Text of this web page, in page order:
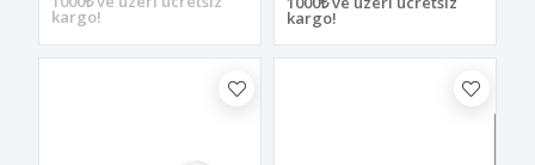
kargo! kargo!